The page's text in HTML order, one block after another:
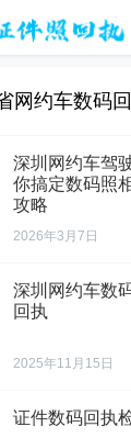
网约车数码
深圳网约车驾
你搞定数码照
攻略
2026年3月7日
深圳网约车数
回执
2025年11月15日
证件数码回执